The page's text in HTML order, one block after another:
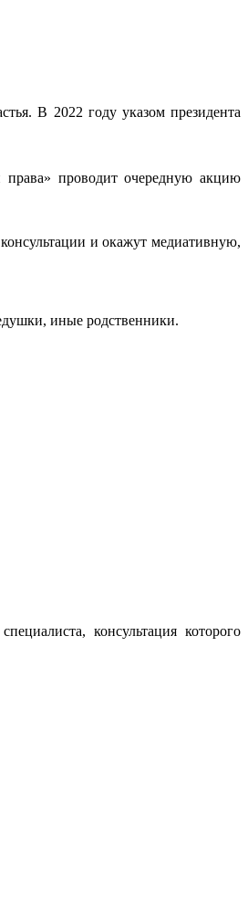
В 2022 году указом президента
проводит очередную акцию
и окажут медиативную,
иные родственники.
консультация которого